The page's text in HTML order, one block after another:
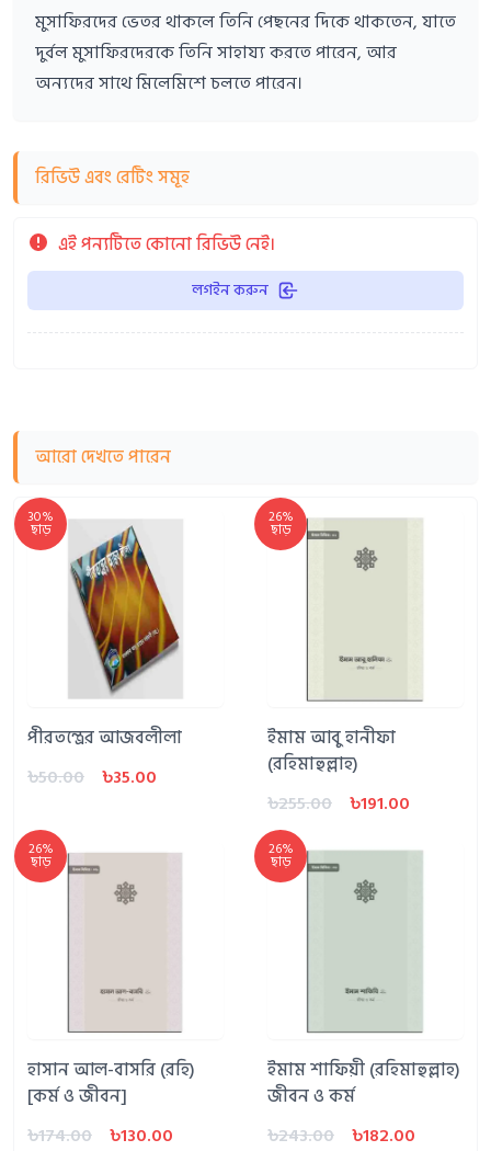
মুসাফিরদের ভেতর থাকলে তিনি পেছনের দিকে থাকতেন, যাতে
দুর্বল মুসাফিরদেরকে তিনি সাহায্য করতে পারেন, আর
অন্যদের সাথে মিলেমিশে চলতে পারেন।
রিভিউ এবং রেটিং সমূহ
এই পন্যটিতে কোনো রিভিউ নেই।
লগইন করুন
আরো দেখতে পারেন
30%
ছাড়
পীরতন্ত্রের আজবলীলা
৳50.00
৳35.00
26%
ছাড়
ইমাম আবু হানীফা
(রহিমাহুল্লাহ)
৳255.00
৳191.00
26%
ছাড়
হাসান আল-বাসরি (রহি)
[কর্ম ও জীবন]
৳174.00
৳130.00
26%
ছাড়
ইমাম শাফিয়ী (রহিমাহুল্লাহ)
জীবন ও কর্ম
৳243.00
৳182.00